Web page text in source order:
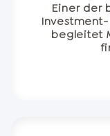
Einer der
begleitet